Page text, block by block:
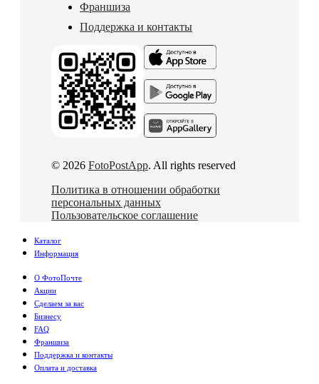
Франшиза
Поддержка и контакты
© 2026 FotoPostApp. All rights reserved
Политика в отношении обработки
персональных данных
Пользовательское соглашение
Каталог
Информация
О ФотоПочте
Акции
Сделаем за вас
Бизнесу
FAQ
Франшиза
Поддержка и контакты
Оплата и доставка